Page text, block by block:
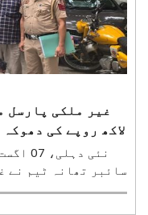
لاکھ روپے کی
نئی
سائبر تھانہ ٹیم نے
اور سونا ہونے کا